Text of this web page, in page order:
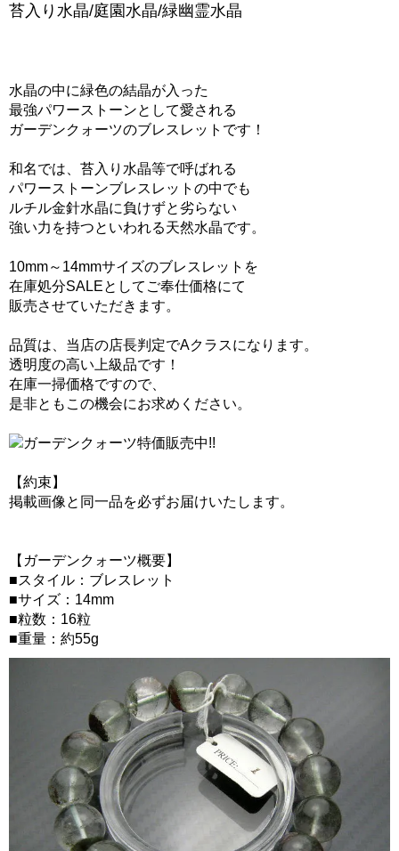
苔入り水晶/庭園水晶/緑幽霊水晶
水晶の中に緑色の結晶が入った
最強パワーストーンとして愛される
ガーデンクォーツのブレスレットです！
和名では、苔入り水晶等で呼ばれる
パワーストーンブレスレットの中でも
ルチル金針水晶に負けずと劣らない
強い力を持つといわれる天然水晶です。
10mm～14mmサイズのブレスレットを
在庫処分SALEとしてご奉仕価格にて
販売させていただきます。
品質は、当店の店長判定でAクラスになります。
透明度の高い上級品です！
在庫一掃価格ですので、
是非ともこの機会にお求めください。
【約束】
掲載画像と同一品を必ずお届けいたします。
【ガーデンクォーツ概要】
■スタイル：ブレスレット
■サイズ：14mm
■粒数：16粒
■重量：約55g